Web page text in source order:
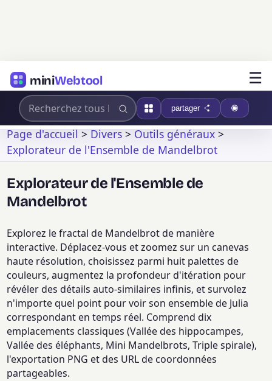
miniWebtool ☰
partager
Page d'accueil>Divers>Outils généraux>
Explorateur de l'Ensemble de Mandelbrot
Explorateur de l'Ensemble de
Mandelbrot
Explorez le fractal de Mandelbrot de manière
interactive. Déplacez-vous et zoomez sur un canevas
haute résolution, choisissez parmi huit palettes de
couleurs, augmentez la profondeur d'itération pour
révéler des détails auto-similaires infinis, et survolez
n'importe quel point pour voir son ensemble de Julia
correspondant en temps réel. Comprend dix
emplacements classiques (Vallée des hippocampes,
Vallée des éléphants, Mini Mandelbrots, Triple spirale),
l'exportation PNG et des URL de coordonnées
partageables.